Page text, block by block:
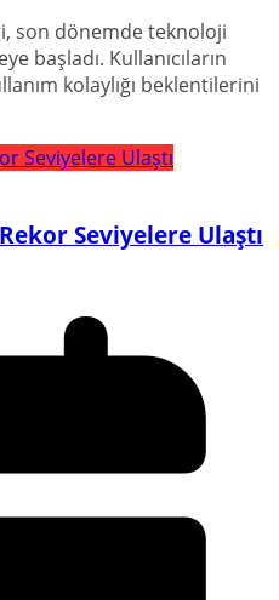
son dönemde teknoloji
başladı. Kullanıcıların
kolaylığı beklentilerini
Seviyelere Ulaştı